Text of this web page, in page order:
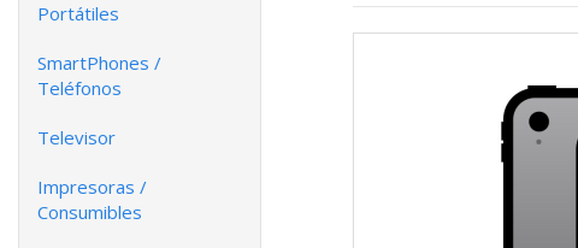
Portátiles
SmartPhones /
Teléfonos
Televisor
Impresoras /
Consumibles